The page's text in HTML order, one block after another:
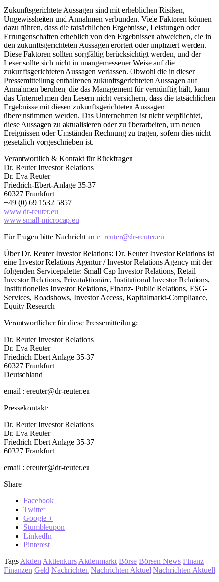
Zukunftsgerichtete Aussagen sind mit erheblichen Risiken,
Ungewissheiten und Annahmen verbunden. Viele Faktoren können
dazu führen, dass die tatsächlichen Ergebnisse, Leistungen oder
Errungenschaften erheblich von den Ergebnissen abweichen, die in
den zukunftsgerichteten Aussagen erörtert oder impliziert werden.
Diese Faktoren sollten sorgfältig berücksichtigt werden, und der
Leser sollte sich nicht in unangemessener Weise auf die
zukunftsgerichteten Aussagen verlassen. Obwohl die in dieser
Pressemitteilung enthaltenen zukunftsgerichteten Aussagen auf
Annahmen beruhen, die das Management für vernünftig hält, kann
das Unternehmen den Lesern nicht versichern, dass die tatsächlichen
Ergebnisse mit diesen zukunftsgerichteten Aussagen
übereinstimmen werden. Das Unternehmen ist nicht verpflichtet,
diese Aussagen zu aktualisieren oder zu überarbeiten, um neuen
Ereignissen oder Umständen Rechnung zu tragen, sofern dies nicht
gesetzlich vorgeschrieben ist.
Verantwortlich & Kontakt für Rückfragen
Dr. Reuter Investor Relations
Dr. Eva Reuter
Friedrich-Ebert-Anlage 35-37
60327 Frankfurt
+49 (0) 69 1532 5857
www.dr-reuter.eu
www.small-microcap.eu
Für Fragen bitte Nachricht an e_reuter@dr-reuter.eu
Über Dr. Reuter Investor Relations: Dr. Reuter Investor Relations ist
eine Investor Relations Agentur / Investor Relations Agency mit der
folgenden Servicepalette: Small Cap Investor Relations, Retail
Investor Relations, Privataktionäre, Institutional Investor Relations,
Institutionelles Investor Relations, Finanz- Public Relations, ESG-
Services, Roadshows, Investor Access, Kapitalmarkt-Compliance,
Equity Research
Verantwortlicher für diese Pressemitteilung:
Dr. Reuter Investor Relations
Dr. Eva Reuter
Friedrich Ebert Anlage 35-37
60327 Frankfurt
Deutschland
email : ereuter@dr-reuter.eu
Pressekontakt:
Dr. Reuter Investor Relations
Dr. Eva Reuter
Friedrich Ebert Anlage 35-37
60327 Frankfurt
email : ereuter@dr-reuter.eu
Share
Facebook
Twitter
Google +
Stumbleupon
LinkedIn
Pinterest
Tags Aktien Aktienkurs Aktienmarkt Börse Börsen News Finanz
Finanzen Geld Nachrichten Nachrichten Aktuel Nachrichten Aktuell